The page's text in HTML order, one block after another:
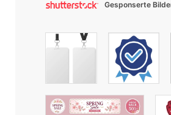
Gesponserte